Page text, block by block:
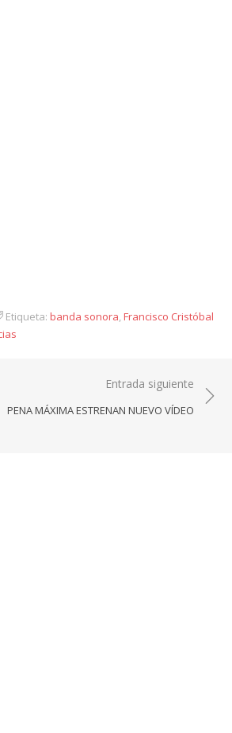
Etiqueta: banda sonora,Francisco Cristóbal
Entrada siguiente
PENA MÁXIMA ESTRENAN NUEVO VÍDEO